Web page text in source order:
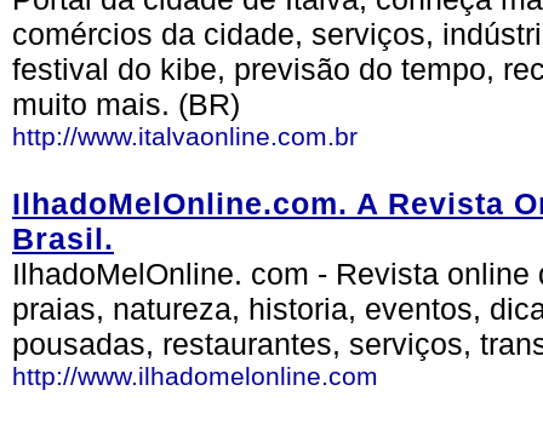
comércios da cidade, serviços,
festival do kibe, previsão do tempo,
muito mais. (BR)
http://www.italvaonline.com.br
IlhadoMelOnline.com. A Revista
Brasil.
IlhadoMelOnline. com - Revista
praias, natureza, historia, eventos,
pousadas, restaurantes, serviços,
http://www.ilhadomelonline.com